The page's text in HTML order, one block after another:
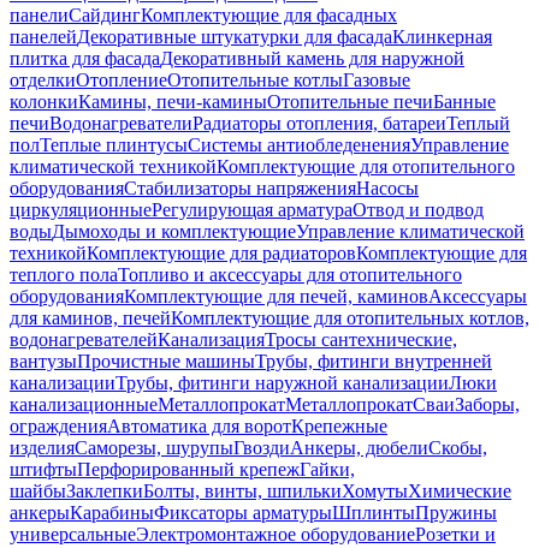
панелиСайдингКомплектующие для фасадных
панелейДекоративные штукатурки для фасадаКлинкерная
плитка для фасадаДекоративный камень для наружной
отделкиОтоплениеОтопительные котлыГазовые
колонкиКамины, печи-каминыОтопительные печиБанные
печиВодонагревателиРадиаторы отопления, батареиТеплый
полТеплые плинтусыСистемы антиобледененияУправление
климатической техникойКомплектующие для отопительного
оборудованияСтабилизаторы напряженияНасосы
циркуляционныеРегулирующая арматураОтвод и подвод
водыДымоходы и комплектующиеУправление климатической
техникойКомплектующие для радиаторовКомплектующие для
теплого полаТопливо и аксессуары для отопительного
оборудованияКомплектующие для печей, каминовАксессуары
для каминов, печейКомплектующие для отопительных котлов,
водонагревателейКанализацияТросы сантехнические,
вантузыПрочистные машиныТрубы, фитинги внутренней
канализацииТрубы, фитинги наружной канализацииЛюки
канализационныеМеталлопрокатМеталлопрокатСваиЗаборы,
огражденияАвтоматика для воротКрепежные
изделияСаморезы, шурупыГвоздиАнкеры, дюбелиСкобы,
штифтыПерфорированный крепежГайки,
шайбыЗаклепкиБолты, винты, шпилькиХомутыХимические
анкерыКарабиныФиксаторы арматурыШплинтыПружины
универсальныеЭлектромонтажное оборудованиеРозетки и